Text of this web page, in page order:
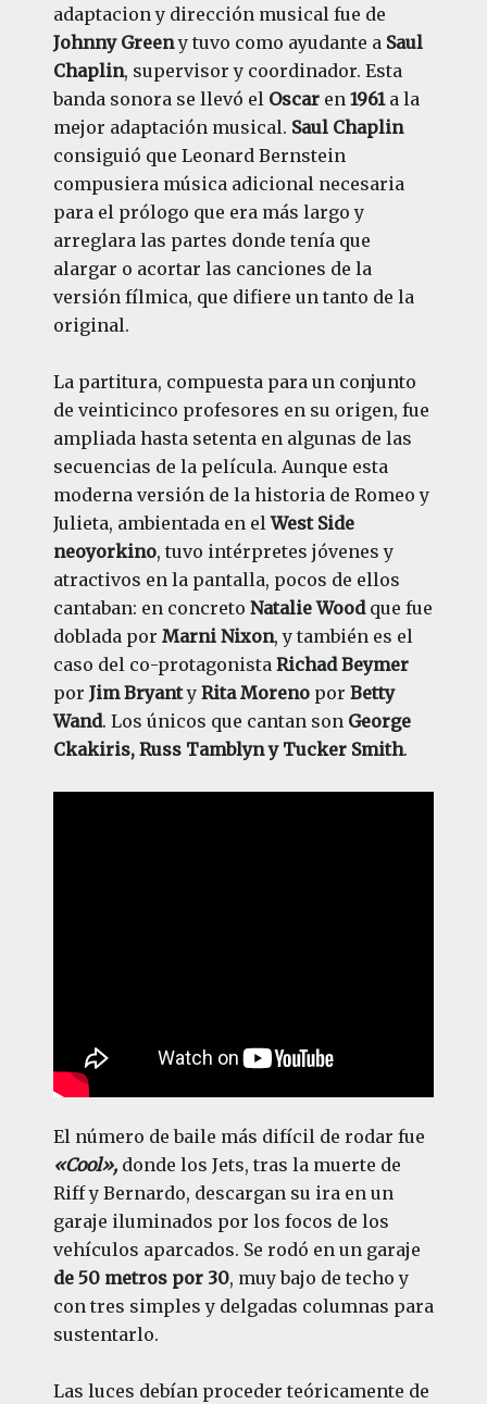
adaptacion y dirección musical fue de
Johnny Greeny tuvo como ayudante a Saul
Chaplin, supervisor y coordinador. Esta
banda sonora se llevó el Oscar en1961a la
mejor adaptación musical. Saul Chaplin
consiguió que Leonard Bernstein
compusiera música adicional necesaria
para el prólogo que era más largo y
arreglara las partes donde tenía que
alargar o acortar las canciones de la
versión fílmica, que difiere un tanto de la
original.
La partitura, compuesta para un conjunto
de veinticinco profesores en su origen, fue
ampliada hasta setenta en algunas de las
secuencias de la película. Aunque esta
moderna versión de la historia de Romeo y
Julieta, ambientada en elWest Side
neoyorkino, tuvo intérpretes jóvenes y
atractivos en la pantalla, pocos de ellos
cantaban: en concreto Natalie Woodque fue
doblada por Marni Nixon, y también es el
caso del co-protagonista Richad Beymer
por Jim Bryanty Rita Morenopor Betty
Wand. Los únicos que cantan son George
Ckakiris, Russ Tamblyn y Tucker Smith.
El número de baile más difícil de rodar fue
«Cool»,donde los Jets, tras la muerte de
Riff y Bernardo, descargan su ira en un
garaje iluminados por los focos de los
vehículos aparcados. Se rodó en un garaje
de 50 metros por 30, muy bajo de techo y
con tres simples y delgadas columnas para
sustentarlo.
Las luces debían proceder teóricamente de